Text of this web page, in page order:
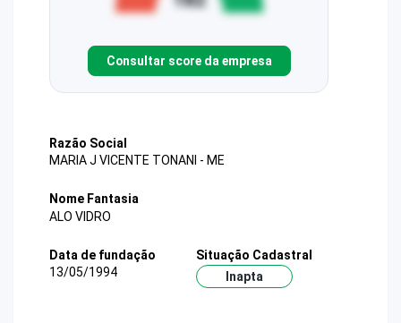
Consultar score da empresa
Razão Social
MARIA J VICENTE TONANI - ME
Nome Fantasia
ALO VIDRO
Data de fundação
13/05/1994
Situação Cadastral
Inapta